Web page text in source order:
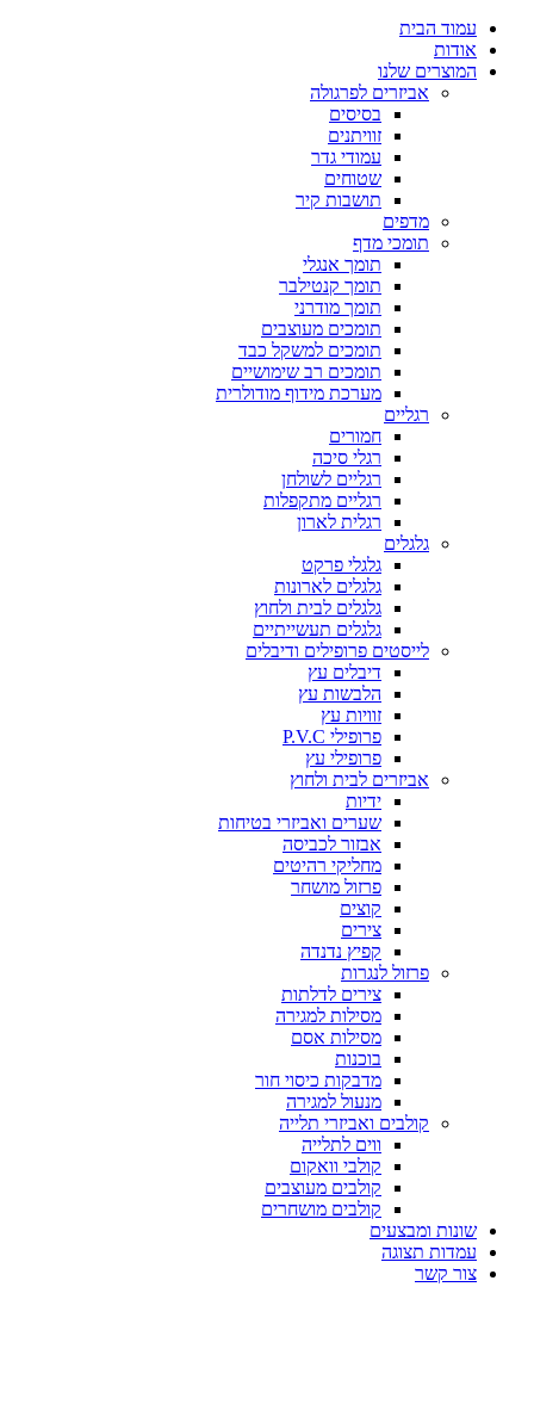
עמוד הבית
אודות
המוצרים שלנו
אביזרים לפרגולה
בסיסים
זוויתנים
עמודי גדר
שטוחים
תושבות קיר
מדפים
תומכי מדף
תומך אנגלי
תומך קנטילבר
תומך מודרני
תומכים מעוצבים
תומכים למשקל כבד
תומכים רב שימושיים
מערכת מידוף מודולרית
רגליים
חמורים
רגלי סיכה
רגליים לשולחן
רגליים מתקפלות
רגלית לארון
גלגלים
גלגלי פרקט
גלגלים לארונות
גלגלים לבית ולחוץ
גלגלים תעשייתיים
לייסטים פרופילים ודיבלים
דיבלים עץ
הלבשות עץ
זוויות עץ
פרופילי P.V.C
פרופילי עץ
אביזרים לבית ולחוץ
ידיות
שערים ואביזרי בטיחות
אבזור לכביסה
מחליקי רהיטים
פרזול מושחר
קוצים
צירים
קפיץ נדנדה
פרזול לנגרות
צירים לדלתות
מסילות למגירה
מסילות אסם
בוכנות
מדבקות כיסוי חור
מנעול למגירה
קולבים ואביזרי תלייה
ווים לתלייה
קולבי וואקום
קולבים מעוצבים
קולבים מושחרים
שונות ומבצעים
עמדות תצוגה
צור קשר